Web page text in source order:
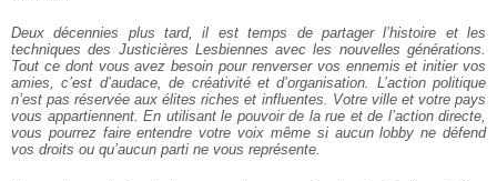
Deux décennies plus tard, il est temps de partager l’histoire et les
techniques des Justicières Lesbiennes avec les nouvelles générations.
Tout ce dont vous avez besoin pour renverser vos ennemis et initier vos
amies, c’est d’audace, de créativité et d’organisation. L’action politique
n’est pas réservée aux élites riches et influentes. Votre ville et votre pays
vous appartiennent. En utilisant le pouvoir de la rue et de l’action directe,
vous pourrez faire entendre votre voix même si aucun lobby ne défend
vos droits ou qu’aucun parti ne vous représente.